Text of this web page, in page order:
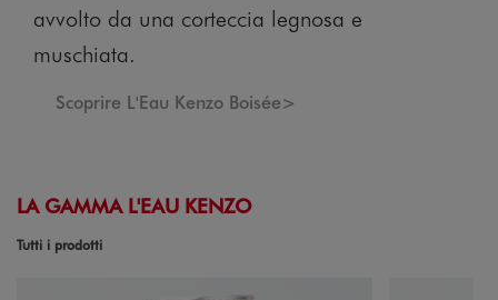
avvolto da una corteccia legnosa e
muschiata.
Scoprire L'Eau Kenzo Boisée>
LA GAMMA L'EAU KENZO
Tutti i prodotti